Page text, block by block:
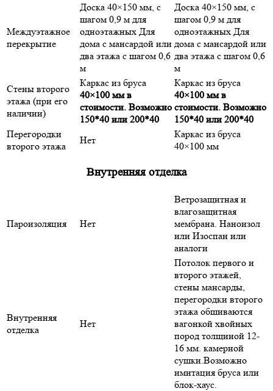
Междуэтажное
перекрытие
Доска 40×150 мм, с
шагом 0,9 м для
одноэтажных Для
дома с мансардой или
два этажа с шагом 0,6
м
Доска 40×150 мм, с
шагом 0,9 м для
одноэтажных Для
дома с мансардой или
два этажа с шагом 0,6
м
Стены второго
этажа (при его
наличии)
Каркас из бруса
40×100 мм в
стоимости. Возможно
150*40 или 200*40
Каркас из бруса
40×100 мм в
стоимости. Возможно
150*40 или 200*40
Перегородки
второго этажа
Нет
Каркас из бруса
40×100 мм
Внутренняя отделка
Пароизоляция Нет
Ветрозащитная и
влагозащитная
мембрана. Наноизол
или Изоспан или
аналоги
Внутренняя
отделка
Нет
Потолок первого и
второго этажей,
стены мансарды,
перегородки второго
этажа обшиваются
вагонкой хвойных
пород толщиной 12-
16 мм. камерной
сушки.Возможно
имитация бруса или
блок-хаус.